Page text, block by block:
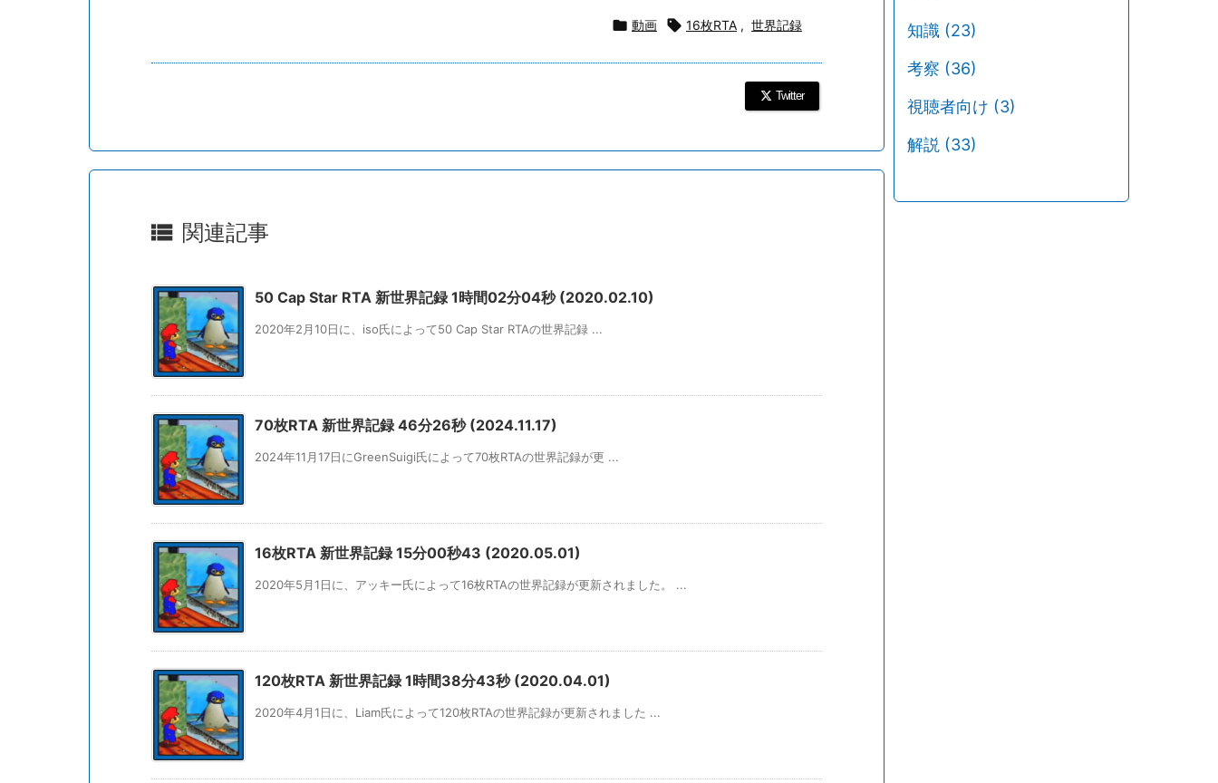
 動画  16枚RTA , 世界記録
Twitter
 関連記事
50 Cap Star RTA 新世界記録 1時間02分04秒 (2020.02.10)
2020年2月10日に、iso氏によって50 Cap Star RTAの世界記録 ...
70枚RTA 新世界記録 46分26秒 (2024.11.17)
2024年11月17日にGreenSuigi氏によって70枚RTAの世界記録が更 ...
16枚RTA 新世界記録 15分00秒43 (2020.05.01)
2020年5月1日に、アッキー氏によって16枚RTAの世界記録が更新されました。 ...
120枚RTA 新世界記録 1時間38分43秒 (2020.04.01)
2020年4月1日に、Liam氏によって120枚RTAの世界記録が更新されました ...
知識 (23)
考察 (36)
視聴者向け (3)
解説 (33)